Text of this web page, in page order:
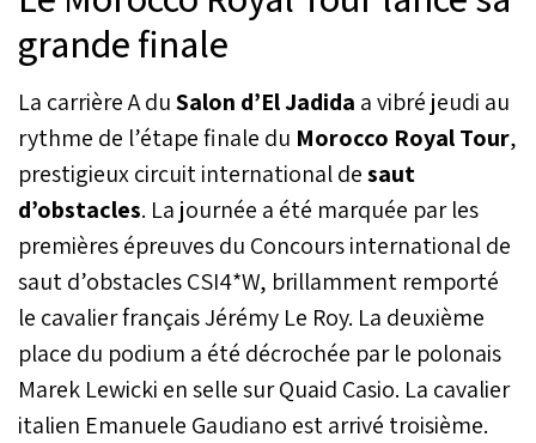
grande finale
La carrière A duSalon d’El Jadida a vibré jeudi au
rythme de l’étape finale du Morocco Royal Tour,
prestigieux circuit international desaut
d’obstacles. La journée a été marquée par les
premières épreuves du Concours international de
saut d’obstacles CSI4*W, brillamment remporté
le cavalier français Jérémy Le Roy. La deuxième
place du podium a été décrochée par le polonais
Marek Lewicki en selle sur Quaid Casio. La cavalier
italien Emanuele Gaudiano est arrivé troisième.